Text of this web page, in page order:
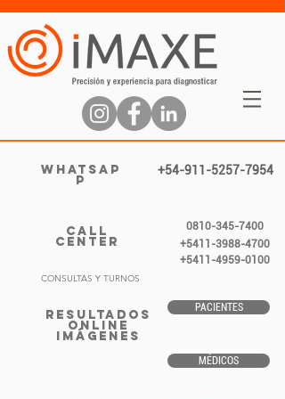
WHATSAP
P
+54-911-5257-7954
CALL
CENTER
0810-345-7400
+5411-3988-4700
+5411-4959-0100
CONSULTAS Y TURNOS
RESULTADOS
ONLINE
IMÁGENES
PACIENTES
MÉDICOS